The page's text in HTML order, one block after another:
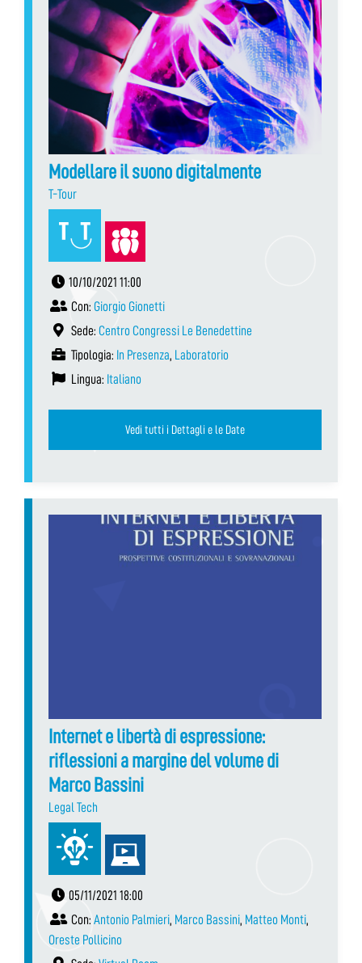
Modellare il suono digitalmente
T-Tour
10/10/2021 11:00
Con: Giorgio Gionetti
Sede: Centro Congressi Le Benedettine
Tipologia: In Presenza, Laboratorio
Lingua: Italiano
Vedi tutti i Dettagli e le Date
Internet e libertà di espressione:
riflessioni a margine del volume di
Marco Bassini
Legal Tech
05/11/2021 18:00
Con: Antonio Palmieri, Marco Bassini, Matteo Monti,
Oreste Pollicino